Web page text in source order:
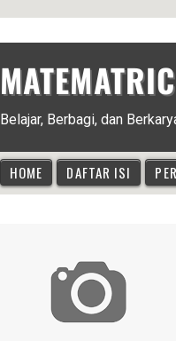
Belajar, Berbagi, dan
HOME DAFTAR ISI